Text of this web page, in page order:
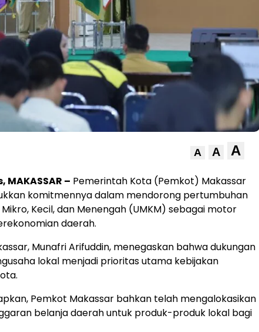
A A A
– Pemerintah Kota (Pemkot) Makassar
komitmennya dalam mendorong pertumbuhan
Kecil, dan Menengah (UMKM) sebagai motor
daerah.
Munafri Arifuddin, menegaskan bahwa dukungan
lokal menjadi prioritas utama kebijakan
Pemkot Makassar bahkan telah mengalokasikan
belanja daerah untuk produk-produk lokal bagi